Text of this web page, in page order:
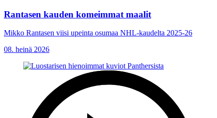
Rantasen kauden komeimmat maalit
Mikko Rantasen viisi upeinta osumaa NHL-kaudelta 2025-26
08. heinä 2026